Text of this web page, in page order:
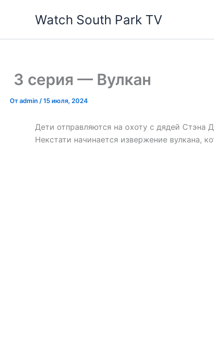
Watch South Park TV
3 серия — Вулкан
Отadmin /15 июля, 2024
Дети отправляются на охоту с дядей
Некстати начинается извержение вулкана,